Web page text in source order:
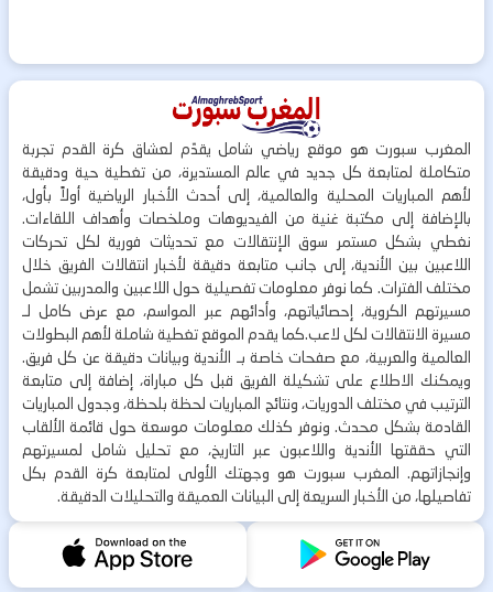
المغرب سبورت هو موقع رياضي شامل يقدّم لعشاق كرة القدم تجربة
متكاملة لمتابعة كل جديد في عالم المستديرة، من تغطية حية ودقيقة
لأهم المباريات المحلية والعالمية، إلى أحدث الأخبار الرياضية أولاً بأول،
بالإضافة إلى مكتبة غنية من الفيديوهات وملخصات وأهداف اللقاءات.
نغطي بشكل مستمر سوق الإنتقالات مع تحديثات فورية لكل تحركات
اللاعبين بين الأندية، إلى جانب متابعة دقيقة لأخبار انتقالات الفريق خلال
مختلف الفترات. كما نوفر معلومات تفصيلية حول اللاعبين والمدربين تشمل
مسيرتهم الكروية، إحصائياتهم، وأدائهم عبر المواسم، مع عرض كامل لـ
مسيرة الانتقالات لكل لاعب.كما يقدم الموقع تغطية شاملة لأهم البطولات
العالمية والعربية، مع صفحات خاصة بـ الأندية وبيانات دقيقة عن كل فريق.
ويمكنك الاطلاع على تشكيلة الفريق قبل كل مباراة، إضافة إلى متابعة
الترتيب في مختلف الدوريات، ونتائج المباريات لحظة بلحظة، وجدول المباريات
القادمة بشكل محدث. ونوفر كذلك معلومات موسعة حول قائمة الألقاب
التي حققتها الأندية واللاعبون عبر التاريخ، مع تحليل شامل لمسيرتهم
وإنجازاتهم. المغرب سبورت هو وجهتك الأولى لمتابعة كرة القدم بكل
تفاصيلها، من الأخبار السريعة إلى البيانات العميقة والتحليلات الدقيقة.